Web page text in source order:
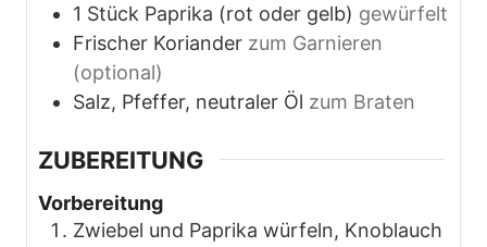
1 Stück Paprika (rot oder gelb) gewürfelt
Frischer Koriander zum Garnieren
(optional)
Salz, Pfeffer, neutraler Öl zum Braten
ZUBEREITUNG
Vorbereitung
Zwiebel und Paprika würfeln, Knoblauch